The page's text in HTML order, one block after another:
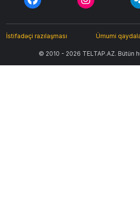
© 2010 - 2026 TELTAP.AZ. Bütün
İstifadəçi razılaşması Ümumi